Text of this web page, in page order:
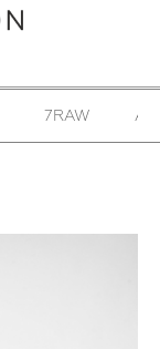
7RAW